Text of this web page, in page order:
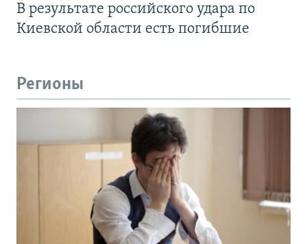
В результате российского удара по
Киевской области есть погибшие
Регионы